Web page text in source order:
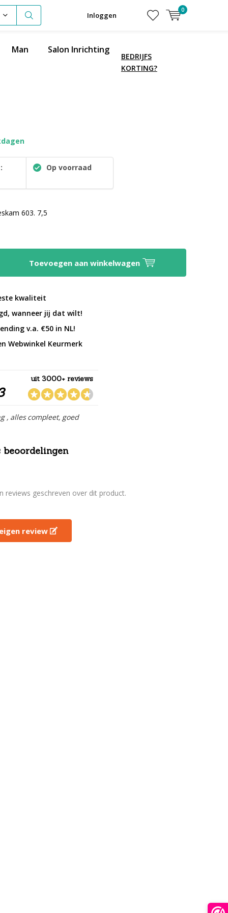
Inloggen
0
Man Salon Inrichting
BEDRIJFS
KORTING?
Op voorraad
603. 7,5
Toevoegen aan winkelwagen
kwaliteit
wanneer jij dat wilt!
v.a. €50 in NL!
Webwinkel Keurmerk
uit 3000+ reviews
, alles compleet, goed
beoordelingen
reviews geschreven over dit product.
review